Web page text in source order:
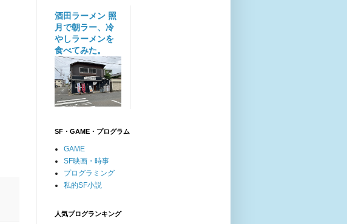
酒田ラーメン 照
月で朝ラー、冷
やしラーメンを
食べてみた。
SF・GAME・プログラム
GAME
SF映画・時事
プログラミング
私的SF小説
人気ブログランキング